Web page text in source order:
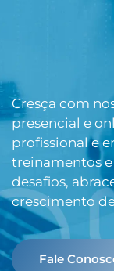
Cresça com
presencial e
profissional e
treinamentos
desafios,
crescimento
Fale